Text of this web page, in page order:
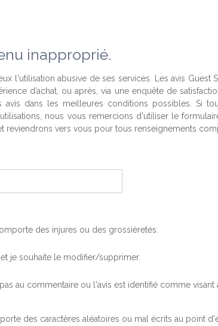
inapproprié.
l'utilisation abusive de ses services. Les avis Guest
d’achat, ou après, via une enquête de
dans les meilleures conditions possibles. Si
nous vous remercions d'utiliser le
reviendrons vers vous pour tous renseignements
des injures ou des grossièretés.
je souhaite le modifier/supprimer.
au commentaire ou l'avis est identifié comme
des caractères aléatoires ou mal écrits au point